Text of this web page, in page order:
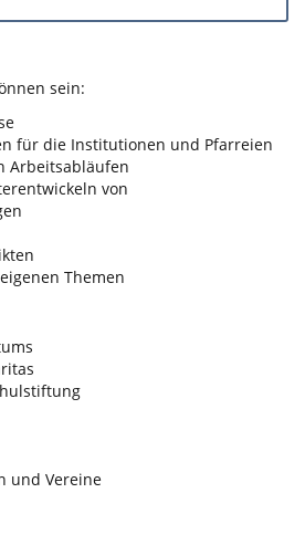
sein:
für die Institutionen und Pfarreien
Arbeitsabläufen
von
Themen
und Vereine